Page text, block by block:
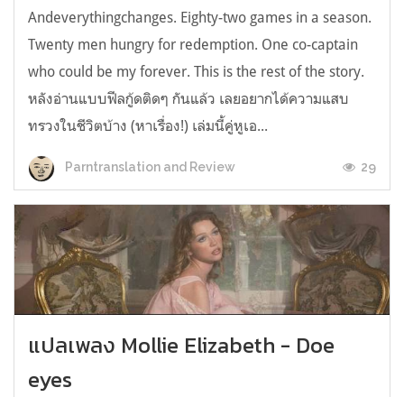
Andeverythingchanges. Eighty-two games in a season.
Twenty men hungry for redemption. One co-captain
who could be my forever. This is the rest of the story.
หลังอ่านแบบฟีลกู้ดติดๆ กันแล้ว เลยอยากได้ความแสบ
ทรวงในชีวิตบ้าง (หาเรื่อง!) เล่มนี้คู่หูเอ...
Parntranslation and Review 29
แปลเพลง Mollie Elizabeth - Doe
eyes